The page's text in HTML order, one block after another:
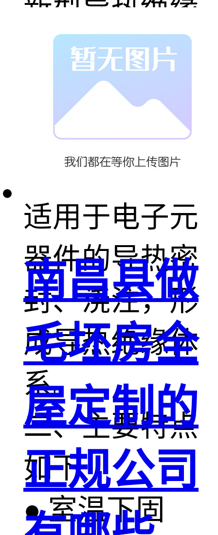
新型导热绝缘
材料，具有固
化时不放热、
无腐蚀、收缩
率小等特点，
适用于电子元
器件的导热密
封、浇注，形
成导热绝缘体
系。
二、主要特点
如下
● 室温下固
南昌县做
毛坯房全
屋定制的
正规公司